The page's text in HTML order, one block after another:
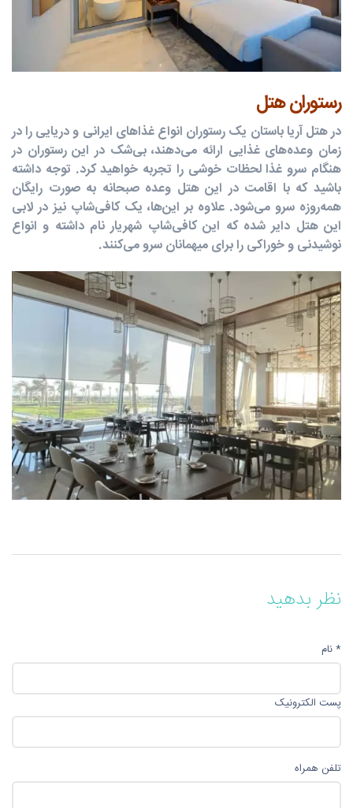
رستوران هتل
در هتل آریا باستان یک رستوران انواع غذاهای ایرانی و دریایی را در
زمان وعده‌های غذایی ارائه می‌دهند، بی‌شک در این رستوران در
هنگام سرو غذا لحظات خوشی را تجربه خواهید کرد. توجه داشته
باشید که با اقامت در این هتل وعده صبحانه به صورت رایگان
همه‌روزه سرو می‌شود. علاوه بر این‌ها، یک کافی‌شاپ نیز در لابی
این هتل دایر شده که این کافی‌شاپ شهریار نام داشته و انواع
نوشیدنی و خوراکی را برای میهمانان سرو می‌کنند.
نظر بدهید
* نام
پست الکترونیک
تلفن همراه